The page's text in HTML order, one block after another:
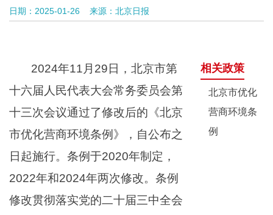
日期：2025-01-26 来源：北京日报
2024年11月29日，北京市第
十六届人民代表大会常务委员会第
十三次会议通过了修改后的《北京
市优化营商环境条例》，自公布之
日起施行。条例于2020年制定，
2022年和2024年两次修改。条例
修改贯彻落实党的二十届三中全会
相关政策
北京市优化
营商环境条
例